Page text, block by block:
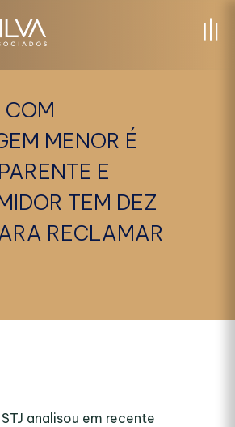
COM
MENOR É
E
TEM DEZ
RECLAMAR
analisou em recente